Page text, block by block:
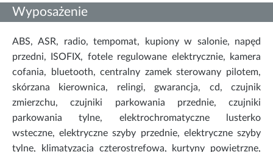
Wyposażenie
ABS, ASR, radio, tempomat, kupiony w salonie, napęd
przedni, ISOFIX, fotele regulowane elektrycznie, kamera
cofania, bluetooth, centralny zamek sterowany pilotem,
skórzana kierownica, relingi, gwarancja, cd, czujnik
zmierzchu, czujniki parkowania przednie, czujniki
parkowania tylne, elektrochromatyczne lusterko
wsteczne, elektryczne szyby przednie, elektryczne szyby
tylne, klimatyzacja czterostrefowa, kurtyny powietrzne,